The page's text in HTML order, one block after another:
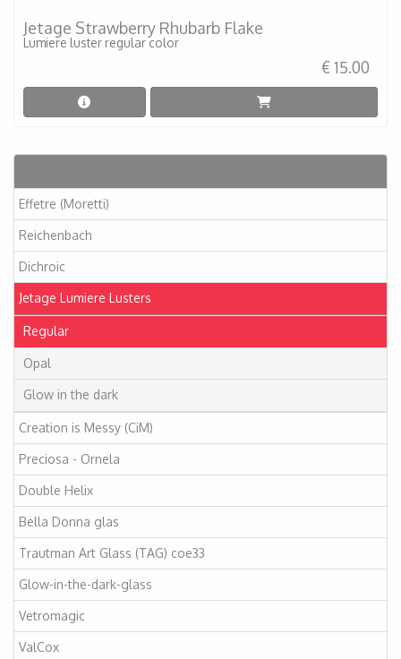
Effetre (Moretti)
Reichenbach
Dichroic
Jetage Lumiere Lusters
Regular
Opal
Glow in the dark
Creation is Messy (CiM)
Preciosa - Ornela
Double Helix
Bella Donna glas
Trautman Art Glass (TAG) coe33
Glow-in-the-dark-glass
Vetromagic
ValCox
Jetage Strawberry Rhubarb Flake
Lumiere luster regular color
€ 15.00